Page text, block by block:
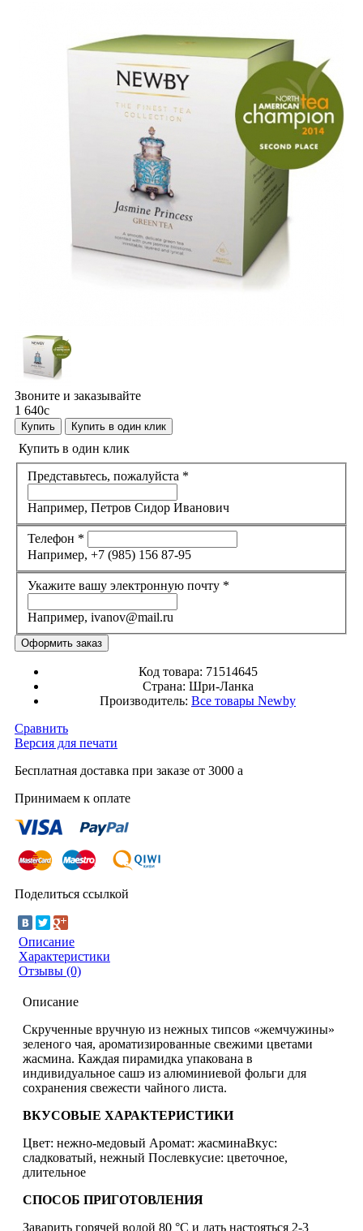
Звоните и заказывайте
1 640c
Купить Купить в один клик
Купить в один клик
Представьтесь, пожалуйста *
Например, Петров Сидор Иванович
Телефон *
Например, +7 (985) 156 87-95
Укажите вашу электронную почту *
Например, ivanov@mail.ru
Код товара: 71514645
Страна: Шри-Ланка
Производитель: Все товары Newby
Сравнить
Версия для печати
Бесплатная доставка при заказе от 3000 a
Принимаем к оплате
Поделиться ссылкой
Описание
Характеристики
Отзывы (0)
Описание
Скрученные вручную из нежных типсов «жемчужины»
зеленого чая, ароматизированные свежими цветами
жасмина. Каждая пирамидка упакована в
индивидуальное сашэ из алюминиевой фольги для
сохранения свежести чайного листа.
ВКУСОВЫЕ ХАРАКТЕРИСТИКИ
Цвет: нежно-медовый Аромат: жасминаВкус:
сладковатый, нежный Послевкусие: цветочное,
длительное
СПОСОБ ПРИГОТОВЛЕНИЯ
Заварить горячей водой 80 °С и дать настояться 2-3